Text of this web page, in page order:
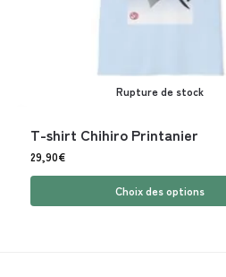
Rupture de stock
T-shirt Chihiro Printanier
29,90€
Choix des options